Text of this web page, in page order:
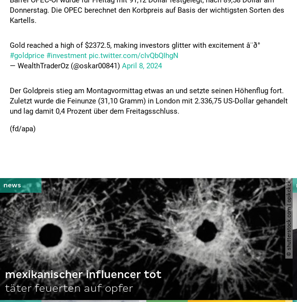
Donnerstag. Die OPEC berechnet den Korbpreis auf Basis der wichtigsten Sorten des
Kartells.
Gold reached a high of $2372.5, making investors glitter with excitement â¨ð°
#goldprice #investment pic.twitter.com/cIvQbQIhgN
— WealthTraderOz (@oskar00841) April 8, 2024
Der Goldpreis stieg am Montagvormittag etwas an und setzte seinen Höhenflug fort.
Zuletzt wurde die Feinunze (31,10 Gramm) in London mit 2.336,75 US-Dollar gehandelt
und lag damit 0,4 Prozent über dem Freitagsschluss.
(fd/apa)
© shutterstock.com | opikckck
mexikanischer influencer tot
täter feuerten auf opfer